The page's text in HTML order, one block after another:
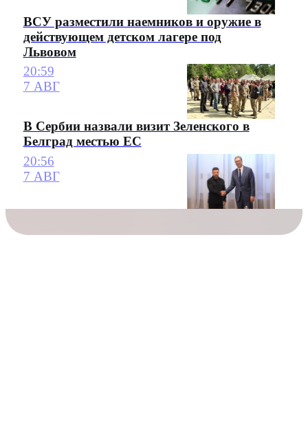
ВСУ разместили наемников и оружие в
действующем детском лагере под
Львовом
20:59
7 АВГ
В Сербии назвали визит Зеленского в
Белград местью ЕС
20:56
7 АВГ